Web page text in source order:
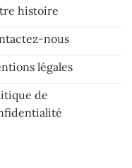
histoire
nous
légales
de